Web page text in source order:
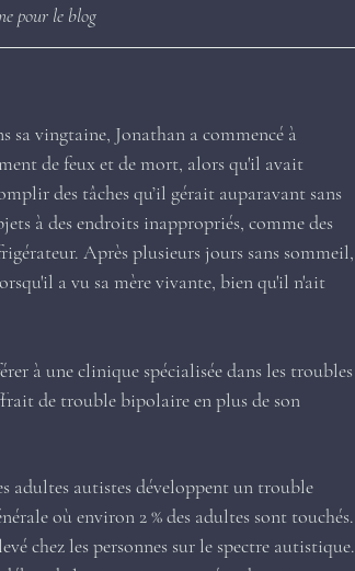
pour le blog
sa vingtaine, Jonathan a commencé à
de feux et de mort, alors qu'il avait
des tâches qu’il gérait auparavant sans
à des endroits inappropriés, comme des
Après plusieurs jours sans sommeil,
a vu sa mère vivante, bien qu'il n'ait
à une clinique spécialisée dans les troubles
de trouble bipolaire en plus de son
adultes autistes développent un trouble
où environ 2 % des adultes sont touchés.
chez les personnes sur le spectre autistique.